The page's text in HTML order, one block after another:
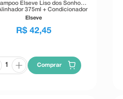
Elseve Liso dos Sonhos
375ml + Condicionador
Liso dos Sonhos Efeito Liquid
Elseve
R$ 42,45
Comprar